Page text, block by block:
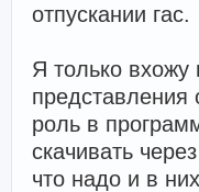
отпускании гас.
Я только
представления
роль в
скачивать
что надо и в